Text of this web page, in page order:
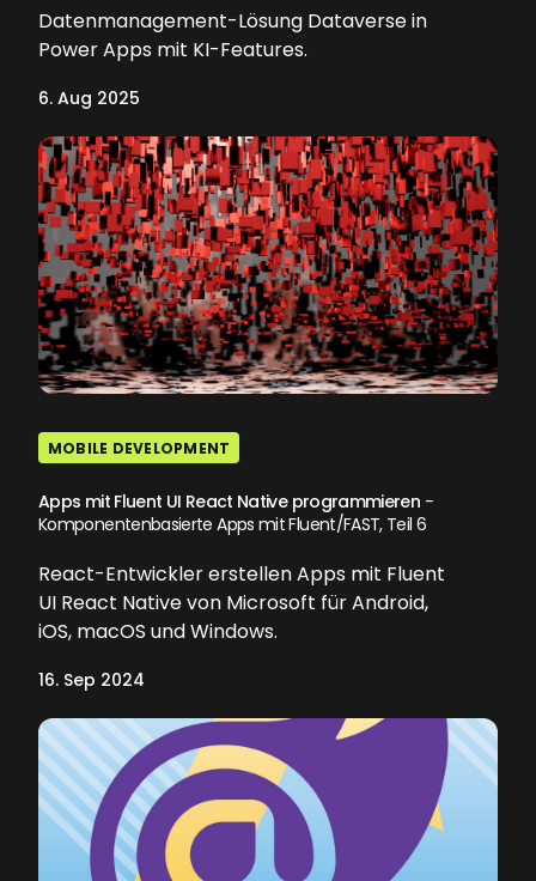
Datenmanagement-Lösung Dataverse in
Power Apps mit KI-Features.
6. Aug 2025
MOBILE DEVELOPMENT
Apps mit Fluent UI React Native programmieren -
Komponentenbasierte Apps mit Fluent/FAST, Teil 6
React-Entwickler erstellen Apps mit Fluent
UI React Native von Microsoft für Android,
iOS, macOS und Windows.
16. Sep 2024